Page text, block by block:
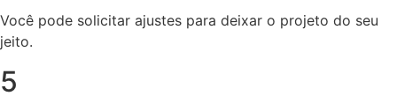
Você pode solicitar ajustes para deixar o projeto do seu
jeito.
5